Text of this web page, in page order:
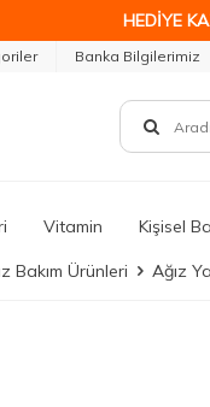
HEDİYE
Banka Bilgilerimiz
Vitamin Kişisel
Bakım Ürünleri Ağız